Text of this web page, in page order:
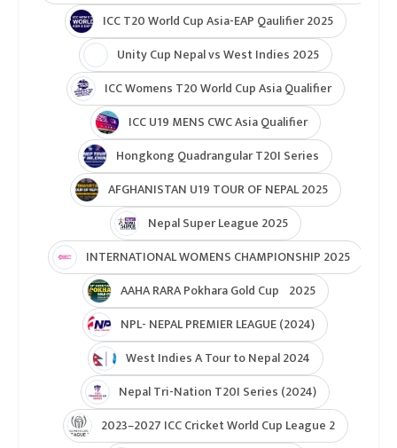
ICC T20 World Cup Asia-EAP Qaulifier 2025
Unity Cup Nepal vs West Indies 2025
ICC Womens T20 World Cup Asia Qualifier
ICC U19 MENS CWC Asia Qualifier
Hongkong Quadrangular T20I Series
AFGHANISTAN U19 TOUR OF NEPAL 2025
Nepal Super League 2025
INTERNATIONAL WOMENS CHAMPIONSHIP 2025
AAHA RARA Pokhara Gold Cup 2025
NPL- NEPAL PREMIER LEAGUE (2024)
West Indies A Tour to Nepal 2024
Nepal Tri-Nation T20I Series (2024)
2023–2027 ICC Cricket World Cup League 2